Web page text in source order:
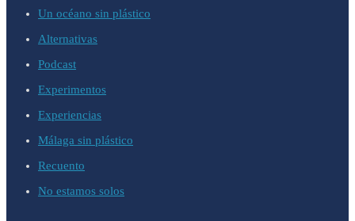
Un océano sin plástico
Alternativas
Podcast
Experimentos
Experiencias
Málaga sin plástico
Recuento
No estamos solos